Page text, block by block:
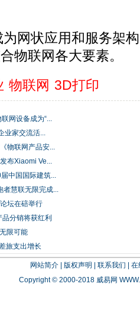
网状应用和服务架
物联网各大要素。
物联网 3D打印
网设备成为“...
业家交流活...
物联网产品安...
布Xiaomi Ve...
中国国际建筑...
者慧联无限完成...
坛在碚举行
品分销将获红利
限可能
旅支出增长
网站简介| 版权声明 联系我们
在
Copyright © 2000-2018 威易网 WWW.